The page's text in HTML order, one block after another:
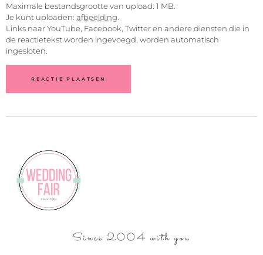
Maximale bestandsgrootte van upload: 1 MB.
Je kunt uploaden: afbeelding
Links naar YouTube, Facebook, Twitter en andere diensten die in
de reactietekst worden ingevoegd, worden automatisch
ingesloten.
Since 2004 with you